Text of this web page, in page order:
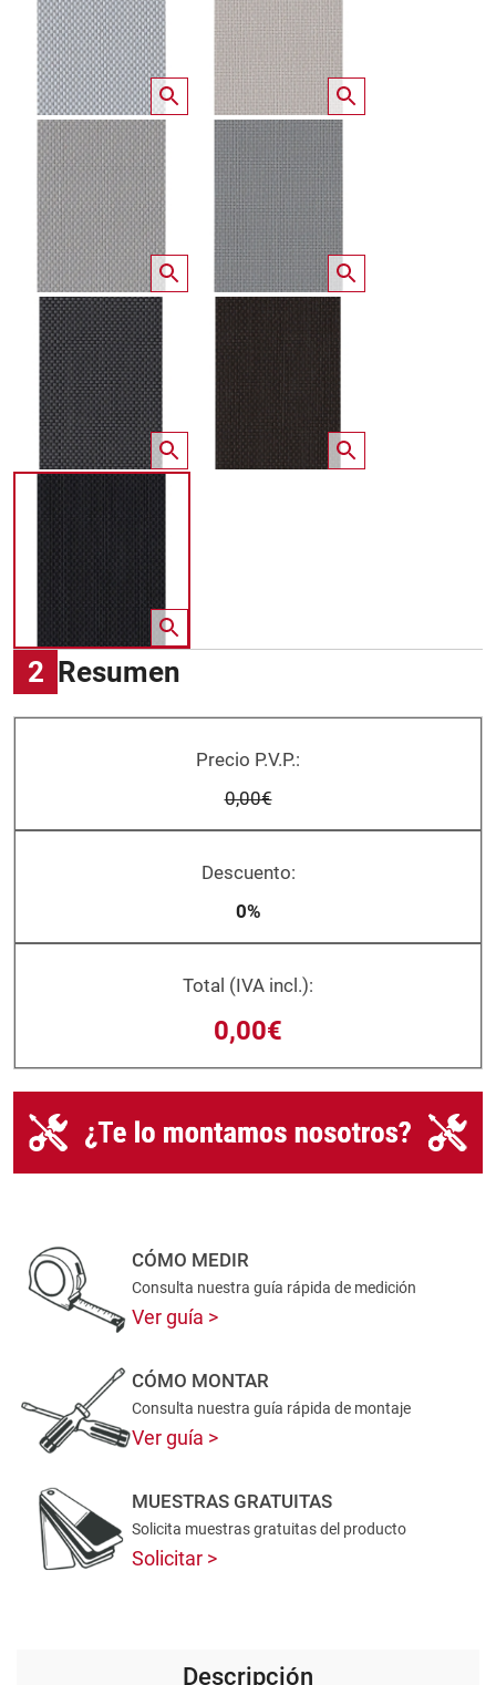
2 Resumen
Precio P.V.P.:
0,00€
Descuento:
0%
Total (IVA incl.):
0,00€
CÓMO MEDIR
Consulta nuestra guía rápida de medición
Ver guía
CÓMO MONTAR
Consulta nuestra guía rápida de montaje
Ver guía
MUESTRAS GRATUITAS
Solicita muestras gratuitas del producto
Solicitar
Descripción